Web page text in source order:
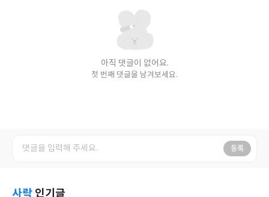
아직 댓글이 없어요.
첫 번째 댓글을 남겨보세요.
등록
사락 인기글